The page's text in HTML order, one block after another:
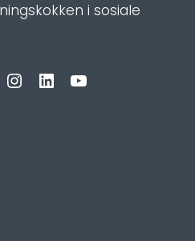
i sosiale
Instagram
LinkedInYouTube